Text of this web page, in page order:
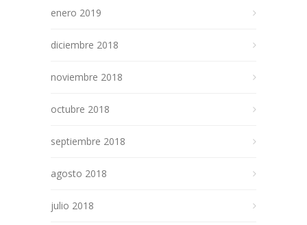
enero 2019
diciembre 2018
noviembre 2018
octubre 2018
septiembre 2018
agosto 2018
julio 2018